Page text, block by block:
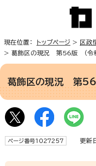
現在位置： トップページ > 区政
> 葛飾区の現況 第56版 （令
葛飾区の現況 第56
ページ番号1027257 更新